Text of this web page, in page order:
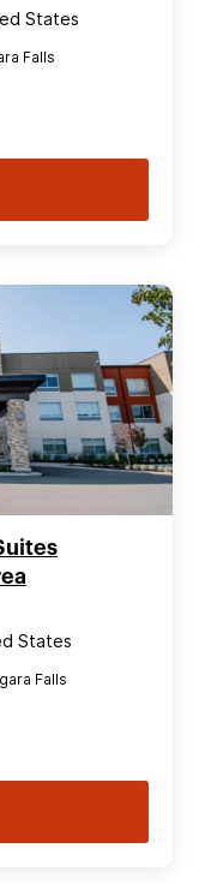
States
Falls
States
Falls